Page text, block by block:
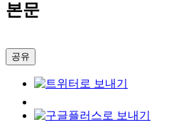
본문
공유